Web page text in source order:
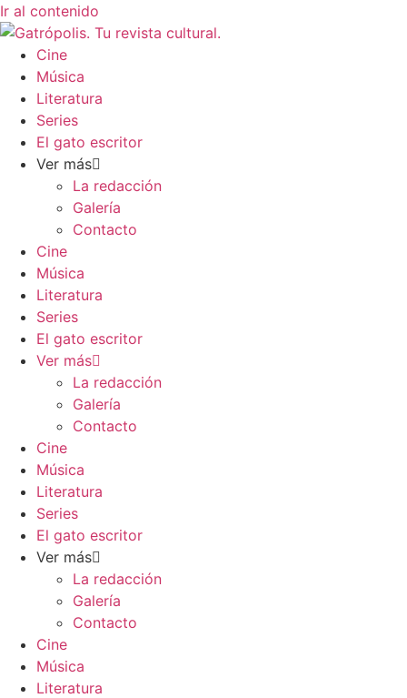
Ir al contenido
Cine
Música
Literatura
Series
El gato escritor
Ver más
La redacción
Galería
Contacto
Cine
Música
Literatura
Series
El gato escritor
Ver más
La redacción
Galería
Contacto
Cine
Música
Literatura
Series
El gato escritor
Ver más
La redacción
Galería
Contacto
Cine
Música
Literatura